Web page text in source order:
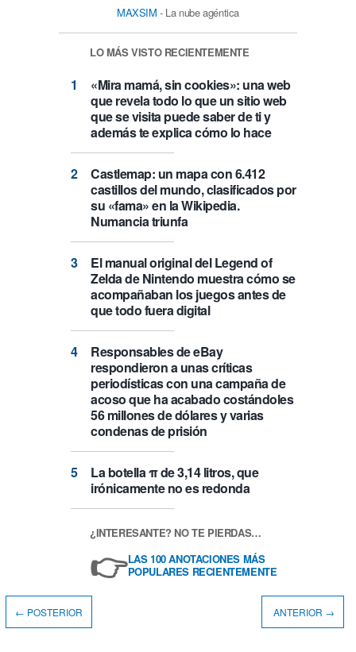
MAXSIM - La nube agéntica
LO MÁS VISTO RECIENTEMENTE
«Mira mamá, sin cookies»: una web
que revela todo lo que un sitio web
que se visita puede saber de ti y
además te explica cómo lo hace
Castlemap: un mapa con 6.412
castillos del mundo, clasificados por
su «fama» en la Wikipedia.
Numancia triunfa
El manual original del Legend of
Zelda de Nintendo muestra cómo se
acompañaban los juegos antes de
que todo fuera digital
Responsables de eBay
respondieron a unas críticas
periodísticas con una campaña de
acoso que ha acabado costándoles
56 millones de dólares y varias
condenas de prisión
La botella π de 3,14 litros, que
irónicamente no es redonda
¿INTERESANTE? NO TE PIERDAS…
👉LAS 100 ANOTACIONES MÁS
POPULARES RECIENTEMENTE
← POSTERIOR ANTERIOR →